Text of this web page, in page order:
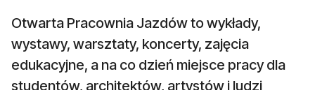
Otwarta Pracownia Jazdów to wykłady,
wystawy, warsztaty, koncerty, zajęcia
edukacyjne, a na co dzień miejsce pracy dla
studentów, architektów, artystów i ludzi